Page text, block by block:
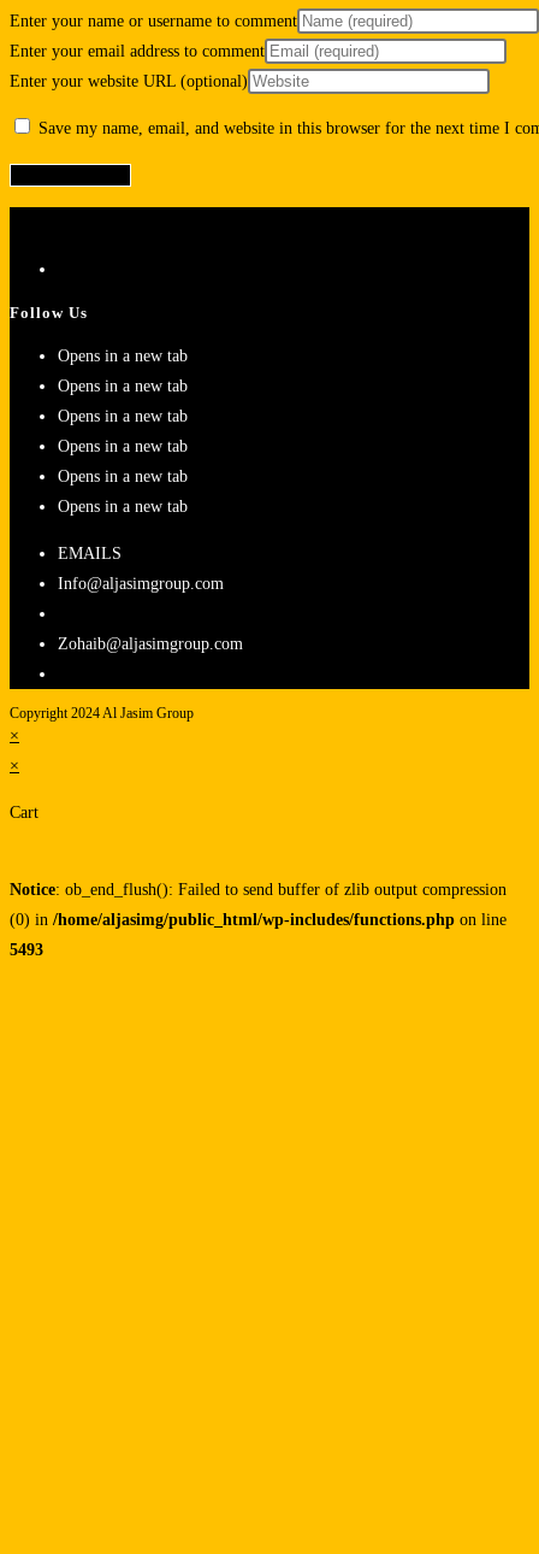
Enter your name or username to comment
Enter your email address to comment
Enter your website URL (optional)
Save my name, email, and website in this browser for the next time I
Follow Us
Opens in a new tab
Opens in a new tab
Opens in a new tab
Opens in a new tab
Opens in a new tab
Opens in a new tab
EMAILS
Info@aljasimgroup.com
Zohaib@aljasimgroup.com
Copyright 2024 Al Jasim Group
×
×
Cart
Notice: ob_end_flush(): Failed to send buffer of zlib output compression
(0) in /home/aljasimg/public_html/wp-includes/functions.php on line
5493